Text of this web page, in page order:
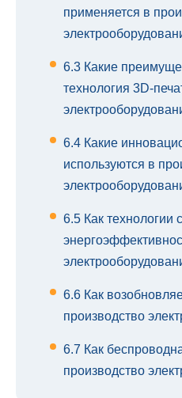
применяется в
6.3 Какие
технология 3D-
6.4 Какие
используются в
6.5 Как технологии
6.6 Как
производство
6.7 Как
производство